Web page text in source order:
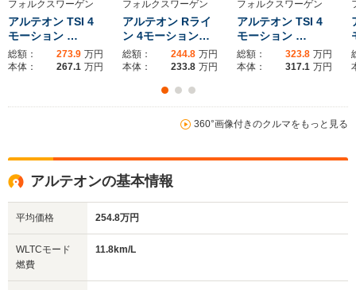
燃費
駆動方式
ホイールベース
-m
└郊外:11.6km/L
└高速道路:13.5km/L
ホイールベース
-m
16.4～18.0km/L
└市街地:12.2～
ホイー
15.0～
└市街地
フォルクスワーゲン
アルテオン TSI 4
モーション …
総額： 273.9 万円
本体：
267.1 万円
フォルクスワーゲン
アルテオン Rライ
ン 4モーション…
総額： 244.8 万円
本体：
233.8 万円
フォルクスワーゲン
アルテオン TSI 4
モーション …
総額： 323.8 万円
本体：
317.1 万円
360°画像付きのクルマをもっと見る
アルテオンの基本情報
平均価格 254.8万円
WLTCモード
燃費
11.8km/L